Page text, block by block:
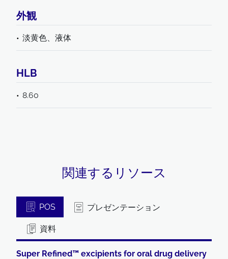
外観
淡黄色、液体
HLB
8.60
関連するリソース
POS プレゼンテーション
資料
Super Refined™ excipients for oral drug delivery